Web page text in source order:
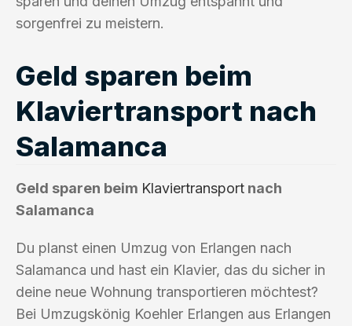
sorgenfrei zu meistern.
Geld sparen beim
Klaviertransport nach
Salamanca
Geld sparen beim Klaviertransport nach
Salamanca
Du planst einen Umzug von Erlangen nach
Salamanca und hast ein Klavier, das du sicher in
deine neue Wohnung transportieren möchtest?
Bei Umzugskönig Koehler Erlangen aus Erlangen